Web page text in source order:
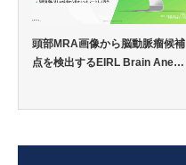
頭部MRA画像から脳動脈瘤候補
点を検出するEIRL Brain Ane…